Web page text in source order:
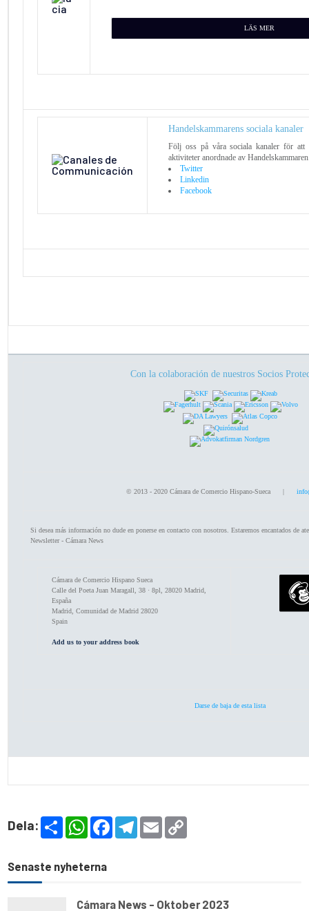
LÄS MER
Handelskammarens sociala kanaler
Följ oss på våra sociala kanaler för
aktiviteter anordnade av
Twitter
Linkedin
Facebook
Con la colaboración de nuestros Socios
© 2013 - 2020 Cámara de Comercio Hispano-Sueca |
Si desea más información no dude en ponerse en contacto con nosotros. Estaremos encantados de
Newsletter - Cámara News
Cámara de Comercio Hispano Sueca
Calle del Poeta Juan Maragall, 38 · 8pl, 28020 Madrid,
España
Madrid ,Comunidad de Madrid 28020
Spain
Add us to your address book
Darse de baja de esta lista
Dela:
S
h
e
W
h
s
p
F
T
e
E
m
Senaste nyheterna
Cámara News - Oktober 2023